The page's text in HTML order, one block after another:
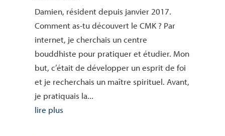
Damien, résident depuis janvier 2017.
Comment as-tu découvert le CMK ? Par
internet, je cherchais un centre
bouddhiste pour pratiquer et étudier. Mon
but, c’était de développer un esprit de foi
et je recherchais un maître spirituel. Avant,
je pratiquais la...
lire plus